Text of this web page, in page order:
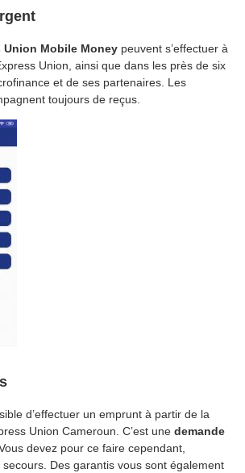
Union Mobile Money peuvent s’effectuer à
Union, ainsi que dans les près de six
et de ses partenaires. Les
toujours de reçus.
d’effectuer un emprunt à partir de la
Union Cameroun. C’est une demande
Vous devez pour ce faire cependant,
Des garantis vous sont également